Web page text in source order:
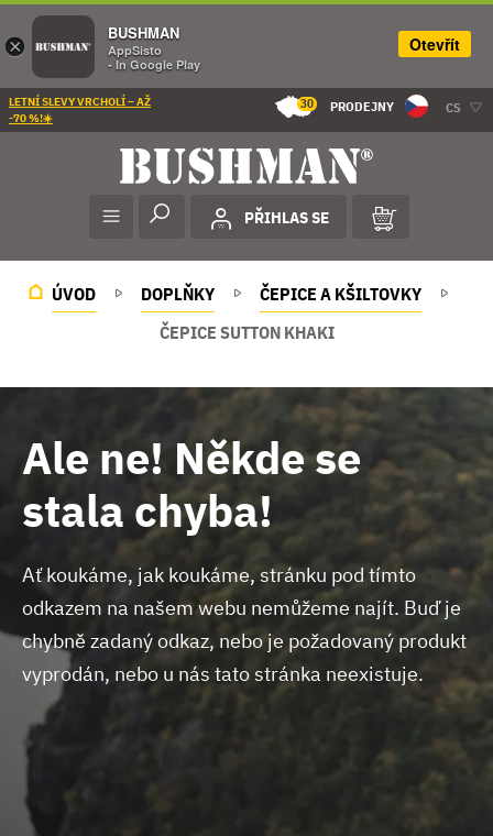
LETNÍ SLEVY VRCHOLÍ – AŽ
-70 %!☀️
30 PRODEJNY CS
PŘIHLAS SE
ÚVOD DOPLŇKY
ČEPICE A KŠILTOVKY
ČEPICE SUTTON KHAKI
Ale ne! Někde se
stala chyba!
Ať koukáme, jak koukáme, stránku pod tímto
odkazem na našem webu nemůžeme najít. Buď je
chybně zadaný odkaz, nebo je požadovaný produkt
vyprodán, nebo u nás tato stránka neexistuje.
×
BUSHMAN
AppSisto
- In Google Play
Otevřít